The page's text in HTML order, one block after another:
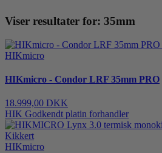
Viser resultater for: 35mm
HIKmicro
HIKmicro - Condor LRF 35mm PRO
18.999,00 DKK
HIK Godkendt platin forhandler
HIKmicro